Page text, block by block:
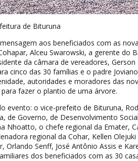
de Bituruna
aos beneficiados com as
Alceu Swarowski, a gerente do
da câmara de vereadores,
cinco das 30 famílias e o padre
autoridades e moradores das
fazer o plantio de uma árvore.
evento: o vice-prefeito de Bituruna,
de Governo, de Desenvolvimento
Nhoatto, o chefe regional da Emater,
regional da Cohar, Kellen
Orlando Senff, José Antônio Assis e
dos beneficiados com as 30